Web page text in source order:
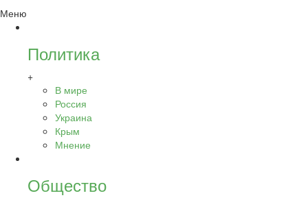
Меню
Политика
+
В мире
Россия
Украина
Крым
Мнение
Общество